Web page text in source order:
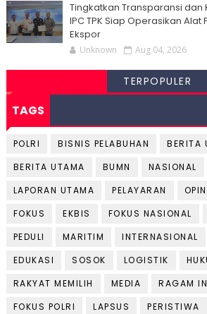
Tingkatkan Transparansi dan
IPC TPK Siap Operasikan
Ekspor
Unknown Aug 04, 2026
TERPOPULER
TAGS
POLRI BISNIS PELABUHAN
BERITA
BERITA UTAMA
BUMN NASIONAL
LAPORAN UTAMA
PELAYARAN
FOKUS
EKBIS FOKUS NASIONAL
PEDULI
MARITIM INTERNASIONAL
EDUKASI
SOSOK LOGISTIK
RAKYAT MEMILIH
MEDIA
RAGAM
FOKUS POLRI
LAPSUS PERISTIWA